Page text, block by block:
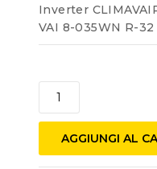
Inverter
VAI 8-035WN R-32
AGGIUNGI AL